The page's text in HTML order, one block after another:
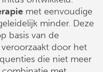
met eenvoudige
minder. Deze
basis van de
door het
die niet meer